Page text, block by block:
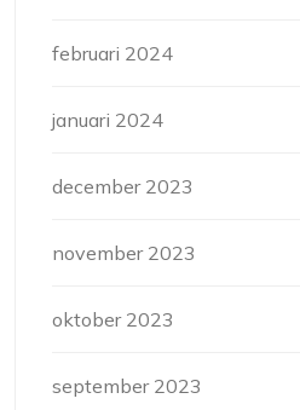
februari 2024
januari 2024
december 2023
november 2023
oktober 2023
september 2023